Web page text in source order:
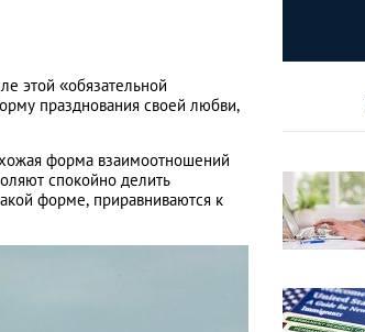
этой «обязательной
празднования своей любви,
форма взаимоотношений
спокойно делить
форме, приравниваются к